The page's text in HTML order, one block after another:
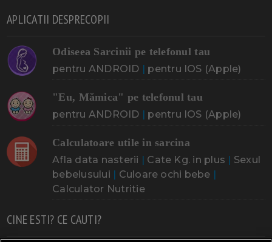
APLICATII DESPRECOPII
Odiseea Sarcinii pe telefonul tau
pentru ANDROID | pentru IOS (Apple)
"Eu, Mămica" pe telefonul tau
pentru ANDROID | pentru IOS (Apple)
Calculatoare utile in sarcina
Afla data nasterii | Cate Kg. in plus | Sexul
bebelusului | Culoare ochi bebe |
Calculator Nutritie
CINE ESTI? CE CAUTI?